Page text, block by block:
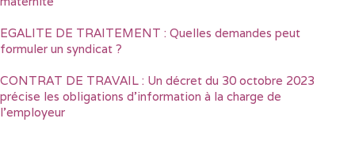
EGALITE DE TRAITEMENT : Quelles demandes peut
formuler un syndicat ?
CONTRAT DE TRAVAIL : Un décret du 30 octobre 2023
précise les obligations d’information à la charge de
l’employeur